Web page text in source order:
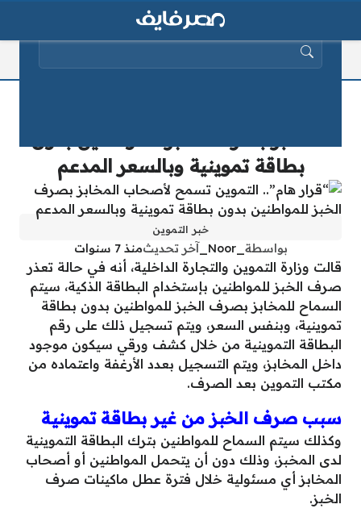
بطاقة تموينية وبالسعر المدعم
خبر التموين
بواسطة _Noor_ آخر تحديثمنذ 7 سنوات
قالت وزارة التموين والتجارة الداخلية، أنه في حالة تعذر
صرف الخبز للمواطنين بإستخدام البطاقة الذكية، سيتم
السماح للمخابز بصرف الخبز للمواطنين بدون بطاقة
تموينية، وبنفس السعر، ويتم تسجيل ذلك على رقم
البطاقة التموينية من خلال كشف ورقي سيكون موجود
داخل المخابز، ويتم التسجيل بعدد الأرغفة واعتماده من
مكتب التموين بعد الصرف.
سبب صرف الخبز من غير بطاقة تموينية
وكذلك سيتم السماح للمواطنين بترك البطاقة التموينية
لدى المخبز، وذلك دون أن يتحمل المواطنين أو أصحاب
المخابز أي مسئولية خلال فترة عطل ماكينات صرف
الخبز.
البحث عن: